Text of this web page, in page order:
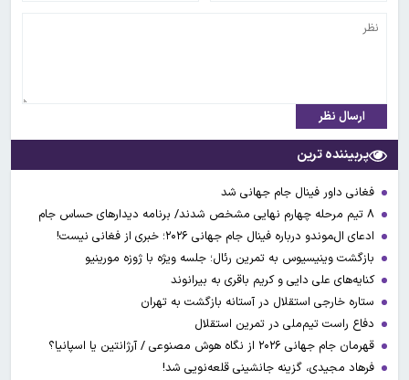
ارسال نظر
پربیننده ترین
فغانی داور فینال جام جهانی شد
ادعای ال‌‍موندو درباره فینال جام جهانی ۲۰۲۶؛ خبری از فغانی نیست!
بازگشت وینیسیوس به تمرین رئال؛ جلسه ویژه با ژوزه مورینیو
کنایه‌های علی دایی و کریم باقری به بیرانوند
ستاره خارجی استقلال در آستانه بازگشت به تهران
دفاع راست تیم‌ملی در تمرین استقلال
قهرمان جام جهانی ۲۰۲۶ از نگاه هوش مصنوعی / آرژانتین یا اسپانیا؟
فرهاد مجیدی، گزینه جانشینی قلعه‌نویی شد!